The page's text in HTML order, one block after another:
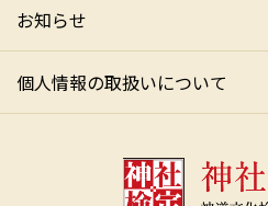
お知らせ
個人情報の取扱いについて